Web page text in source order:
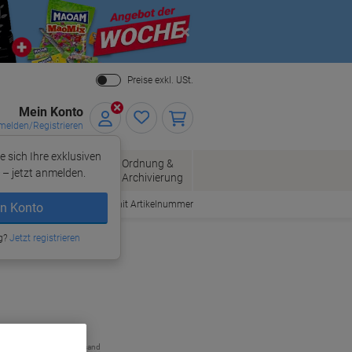
Close
Preise exkl. USt.
Mein Konto
Registrieren
sich Ihre exklusiven
jetzt anmelden.
Konto
Jetzt registrieren
Bürobedarf
Ordnung &
Archivierung
Bestellen mit Artikelnummer
zzgl. Versand